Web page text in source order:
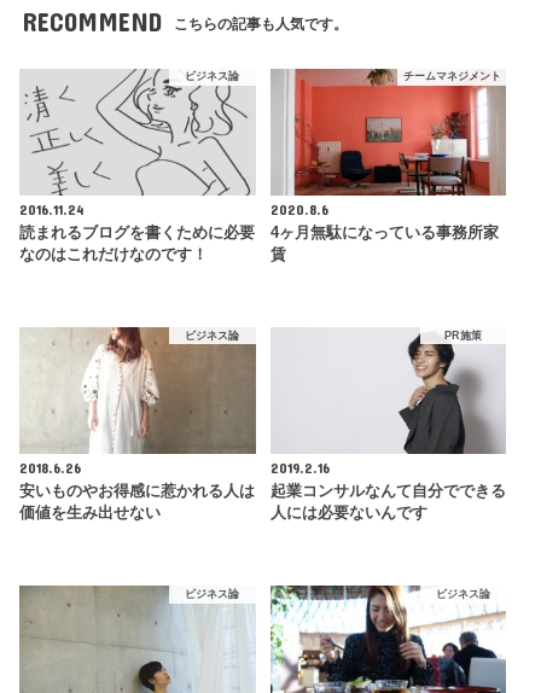
RECOMMEND こちらの記事も人気です。
ビジネス論
2016.11.24
読まれるブログを書くために必要
なのはこれだけなのです！
チームマネジメント
2020.8.6
4ヶ月無駄になっている事務所家
賃
ビジネス論
2018.6.26
安いものやお得感に惹かれる人は
価値を生み出せない
PR施策
2019.2.16
起業コンサルなんて自分でできる
人には必要ないんです
ビジネス論 ビジネス論